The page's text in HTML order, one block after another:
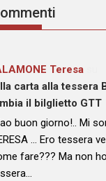
Teresa
carta alla tessera
il bilglietto GTT
buon giorno!.. Mi
… Ero tessera
fare??? Ma non